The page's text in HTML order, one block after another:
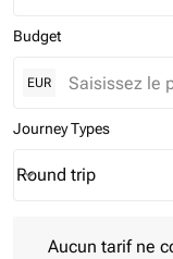
Budget
EUR
Journey Types
Journey Types
Round trip
keyboard_arrow_down
Aucun tarif ne